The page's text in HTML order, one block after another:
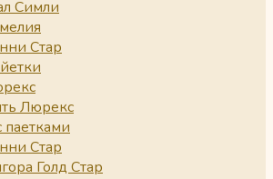
Симли
Стар
Люрекс
Стар
Голд Стар